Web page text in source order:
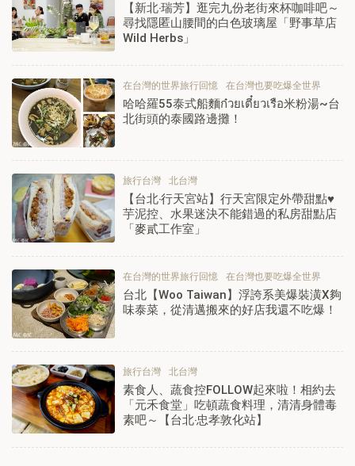
【新北‧瑞芳】逛完九份老街來杯咖啡吧～
尋找隱匿山腰間的白色玻璃屋「野事草店
Wild Herbs」
在台灣的世界旅行回憶 在台灣也要吃爆全世界
哈哈羅55泰式船麵ก๋วยเตี๋ยวเรือ米粉湯~台
北街頭的泰國路邊攤！
旅行台灣 北台灣
【台北‧行天宮站】行天宮限定外帶甜點♥
芋泥控、水果迷決不能錯過的私房甜點店
「麥貳工作室」
在台灣的世界旅行回憶 在台灣也要吃爆全世界
台北【Woo Taiwan】浮誇系美爆裝潢X夠
味泰菜，從清邁搬來的好店我還不吃爆！
旅行台灣 北台灣
素食人、蔬食控FOLLOW起來啦！相約去
「元禾食堂」吃頓蔬食料理，清清身體毒
素吧～【台北‧忠孝敦化站】